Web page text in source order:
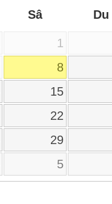
Sâ Du
1
8
15
22
29
5